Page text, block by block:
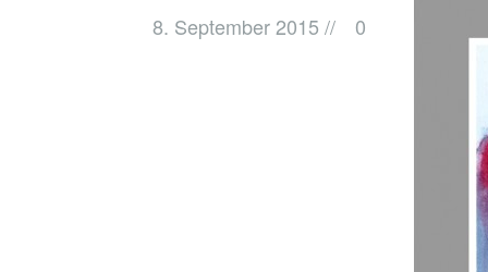
8. September 2015 // 0